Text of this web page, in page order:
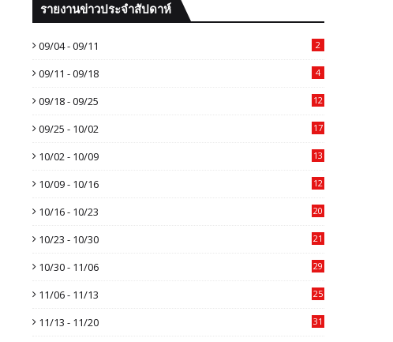
รายงานข่าวประจำสัปดาห์
09/04 - 09/11 2
09/11 - 09/18 4
09/18 - 09/25 12
09/25 - 10/02 17
10/02 - 10/09 13
10/09 - 10/16 12
10/16 - 10/23 20
10/23 - 10/30 21
10/30 - 11/06 29
11/06 - 11/13 25
11/13 - 11/20 31